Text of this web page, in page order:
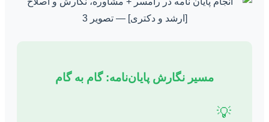
مسیر نگارش پایان‌نامه: گام به گام
💡